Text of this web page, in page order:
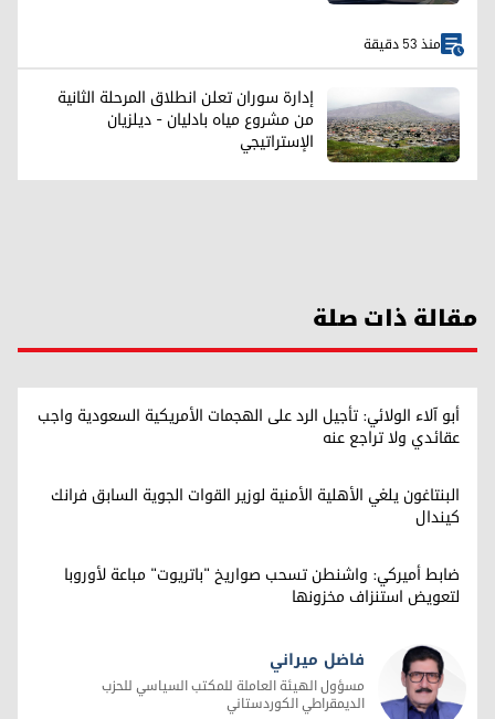
منذ 53 دقيقة
إدارة سوران تعلن انطلاق المرحلة الثانية
من مشروع مياه بادليان - ديلزيان
الإستراتيجي
مقالة ذات صلة
أبو آلاء الولائي: تأجيل الرد على الهجمات الأمريكية السعودية واجب
عقائدي ولا تراجع عنه
البنتاغون يلغي الأهلية الأمنية لوزير القوات الجوية السابق فرانك
كيندال
ضابط أميركي: واشنطن تسحب صواريخ "باتريوت" مباعة لأوروبا
لتعويض استنزاف مخزونها
فاضل ميراني
مسؤول الهيئة العاملة للمكتب السياسي للحزب
الديمقراطي الكوردستاني